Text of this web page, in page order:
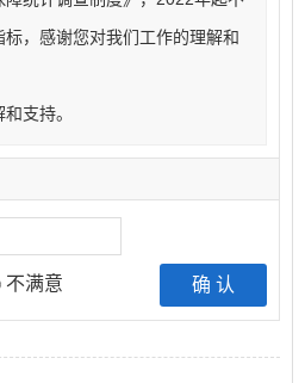
，感谢您对我们工作的理解和
支持。
不满意